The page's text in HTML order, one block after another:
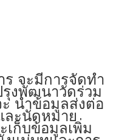
ร จะมีการจัดทํา
งพัฒนาวัดร่วม
นําข้อมูลส่งต่อ
ละนัดหมาย
เก็บข้อมูลเพิ่ม